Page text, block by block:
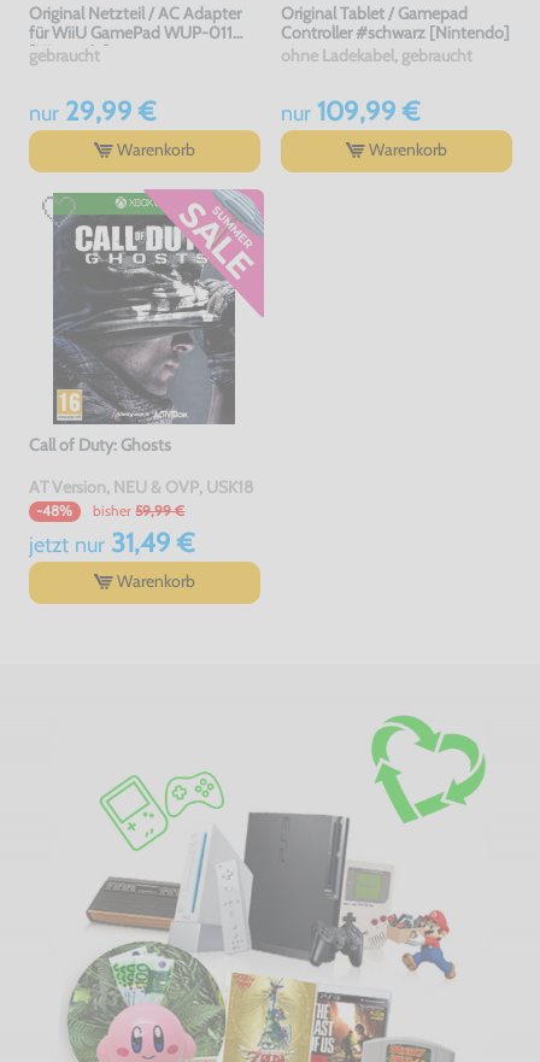
Original Netzteil / AC Adapter
für WiiU GamePad WUP-011
[Nintendo]
gebraucht
nur29,99 €
Warenkorb
Original Tablet / Gamepad
Controller #schwarz [Nintendo]
ohne Ladekabel, gebraucht
nur109,99 €
Warenkorb
Call of Duty: Ghosts
AT Version, NEU & OVP, USK18
-48% bisher 59,99 €
jetzt nur31,49 €
Warenkorb